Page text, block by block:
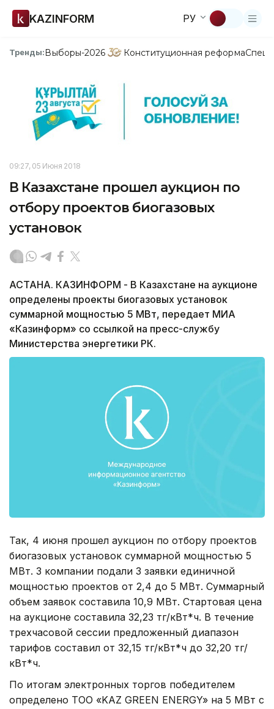
KAZINFORM РУ
Тренды:Выборы-2026 Конституционная реформа
09:27, 05 Июня 2018
В Казахстане прошел аукцион по
отбору проектов биогазовых
установок
АСТАНА. КАЗИНФОРМ - В Казахстане на аукционе
определены проекты биогазовых установок
суммарной мощностью 5 МВт, передает МИА
«Казинформ» со ссылкой на пресс-службу
Министерства энергетики РК.
Так, 4 июня прошел аукцион по отбору проектов
биогазовых установок суммарной мощностью 5
МВт. 3 компании подали 3 заявки единичной
мощностью проектов от 2,4 до 5 МВт. Суммарный
объем заявок составила 10,9 МВт. Стартовая цена
на аукционе составила 32,23 тг/кВт*ч. В течение
трехчасовой сессии предложенный диапазон
тарифов составил от 32,15 тг/кВт*ч до 32,20 тг/
кВт*ч.
По итогам электронных торгов победителем
определено ТОО «KAZ GREEN ENERGY» на 5 МВт с